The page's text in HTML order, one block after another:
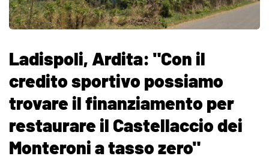
Ladispoli, Ardita: "Con il
credito sportivo possiamo
trovare il finanziamento per
restaurare il Castellaccio dei
Monteroni a tasso zero"